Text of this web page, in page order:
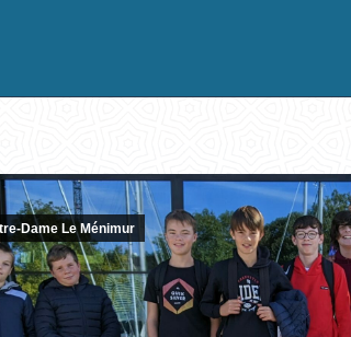
Dame Le Ménimur